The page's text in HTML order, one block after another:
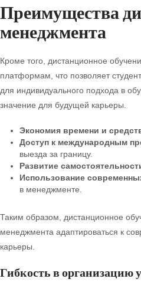
Преимущества
менеджмента
Кроме того, дистанционное
платформам, что позволяет
для индивидуального подхода в
значение для будущей карьеры.
Экономия времени и
Доступ к международным
выезда за границу.
Развитие
Использование
в менеджменте.
Таким образом, дистанционное
менеджмента адаптироваться к
карьеры.
Гибкость в организацию